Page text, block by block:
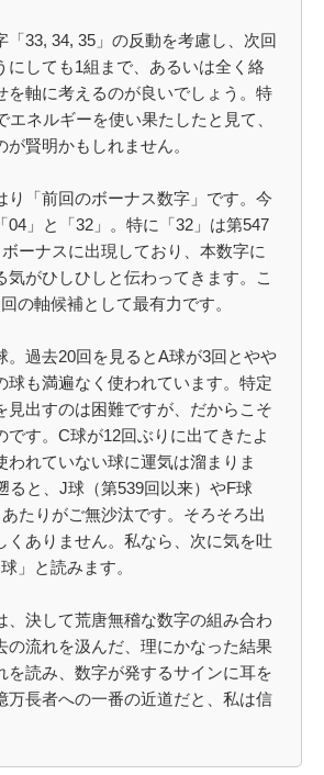
「33, 34, 35」の反動を考慮し、次回
にしても1組まで、あるいは全く絡
を軸に考えるのが良いでしょう。特
エネルギーを使い果たしたと見て、
賢明かもしれません。
り「前回のボーナス数字」です。今
04」と「32」。特に「32」は第547
ーナスに出現しており、本数字に
気がひしひしと伝わってきます。こ
の軸候補として最有力です。
。過去20回を見るとA球が3回とやや
球も満遍なく使われています。特定
見出すのは困難ですが、だからこそ
です。C球が12回ぶりに出てきたよ
われていない球に運気は溜まりま
ると、J球（第539回以来）やF球
あたりがご無沙汰です。そろそろ出
くありません。私なら、次に気を吐
」と読みます。
、決して荒唐無稽な数字の組み合わ
の流れを汲んだ、理にかなった結果
を読み、数字が発するサインに耳を
万長者への一番の近道だと、私は信